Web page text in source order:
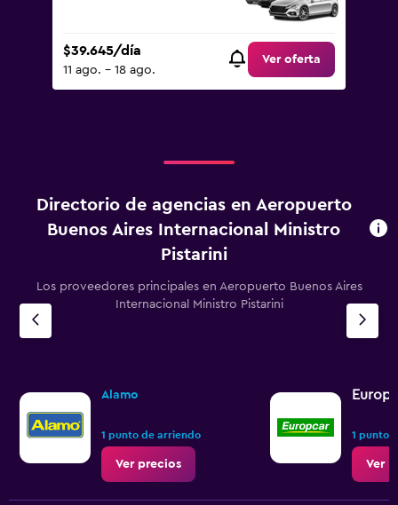
$39.645/día
11 ago. - 18 ago.
Ver oferta
Directorio de agencias en Aeropuerto
Buenos Aires Internacional Ministro
Pistarini
Los proveedores principales en Aeropuerto Buenos Aires
Internacional Ministro Pistarini
Alamo
1 punto de arriendo
Ver precios
1 punto
Ver